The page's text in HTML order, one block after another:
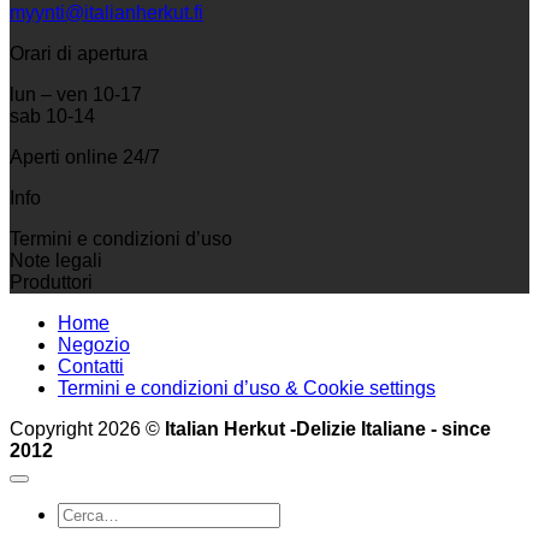
myynti@italianherkut.fi
Orari di apertura
lun – ven 10-17
sab 10-14
Aperti online 24/7
Info
Termini e condizioni d’uso
Note legali
Produttori
Home
Negozio
Contatti
Termini e condizioni d’uso & Cookie settings
Copyright 2026 © Italian Herkut -Delizie Italiane - since
2012
Cerca: